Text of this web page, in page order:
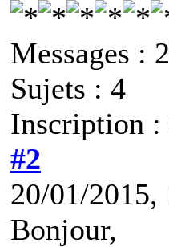
Messages :
Sujets : 4
Inscription :
#2
20/01/2015,
Bonjour,